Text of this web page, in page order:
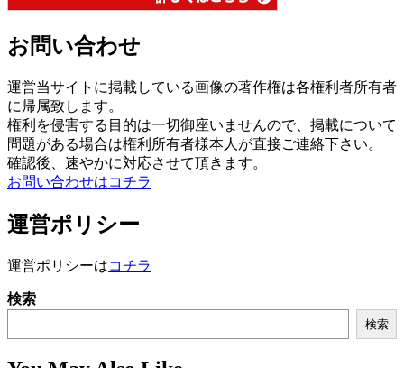
お問い合わせ
運営当サイトに掲載している画像の著作権は各権利者所有者
に帰属致します。
権利を侵害する目的は一切御座いませんので、掲載について
問題がある場合は権利所有者様本人が直接ご連絡下さい。
確認後、速やかに対応させて頂きます。
お問い合わせはコチラ
運営ポリシー
運営ポリシーはコチラ
検索
検索